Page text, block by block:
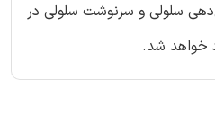
سلولی و سرنوشت سلولی در
خواهد شد.